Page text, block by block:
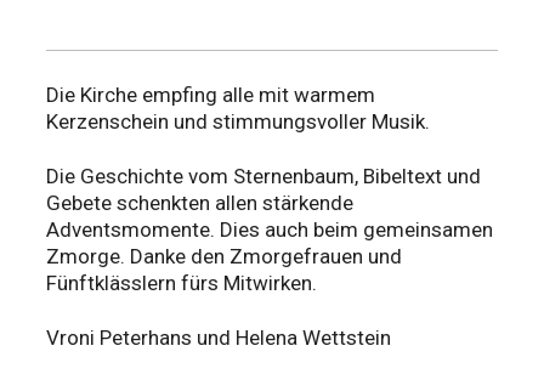
Die Kirche empfing alle mit warmem
Kerzenschein und stimmungsvoller Musik.
Die Geschichte vom Sternenbaum, Bibeltext und
Gebete schenkten allen stärkende
Adventsmomente. Dies auch beim gemeinsamen
Zmorge. Danke den Zmorgefrauen und
Fünftklässlern fürs Mitwirken.
Vroni Peterhans und Helena Wettstein